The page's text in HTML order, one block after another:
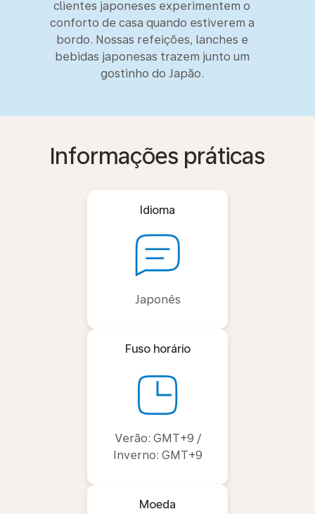
clientes japoneses experimentem o
conforto de casa quando estiverem a
bordo. Nossas refeições, lanches e
bebidas japonesas trazem junto um
gostinho do Japão.
Informações práticas
Idioma
Japonês
Fuso horário
Verão: GMT+9 /
Inverno: GMT+9
Moeda